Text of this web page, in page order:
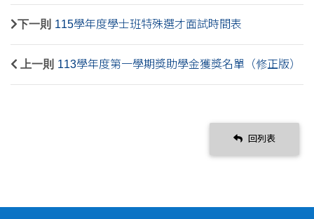
下一則 115學年度學士班特殊選才面試時間表
上一則 113學年度第一學期獎助學金獲獎名單（修正版）
回列表